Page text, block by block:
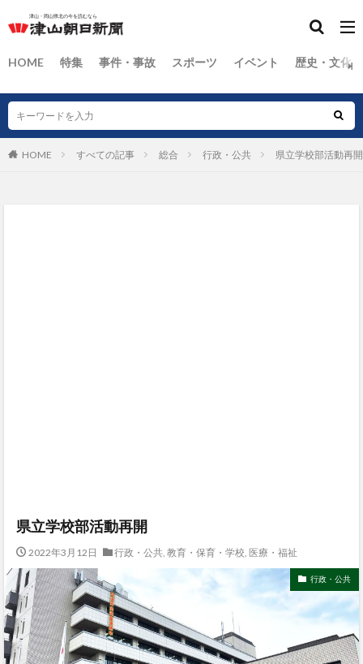
HOME 特集 事件・事故 スポーツ イベント 歴史・文化
HOME すべての記事 総合 行政・公共 県立学校部活動再開
県立学校部活動再開
2022年3月12日 行政・公共 教育・保育・学校 医療・福祉
行政・公共